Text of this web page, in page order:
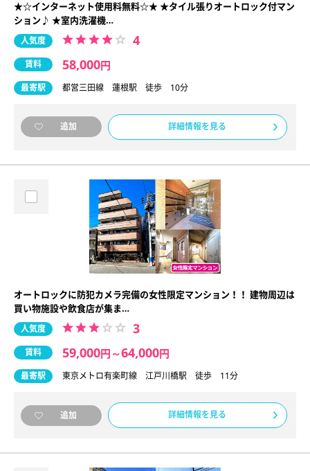
★☆インターネット使用料無料☆★ ★タイル張りオートロック付マン
ション♪ ★室内洗濯機…
人気度 4
賃料 58,000円
最寄駅 都営三田線 蓮根駅 徒歩 10分
追加 詳細情報を見る
オートロックに防犯カメラ完備の女性限定マンション！！ 建物周辺は
買い物施設や飲食店が集ま…
人気度 3
賃料 59,000円 ～64,000円
最寄駅 東京メトロ有楽町線 江戸川橋駅 徒歩 11分
追加 詳細情報を見る